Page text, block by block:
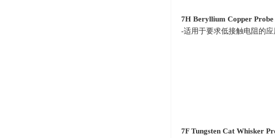
7H Beryllium Copper
-适用于要求低接触电阻的应
7F Tungsten Cat Whisker